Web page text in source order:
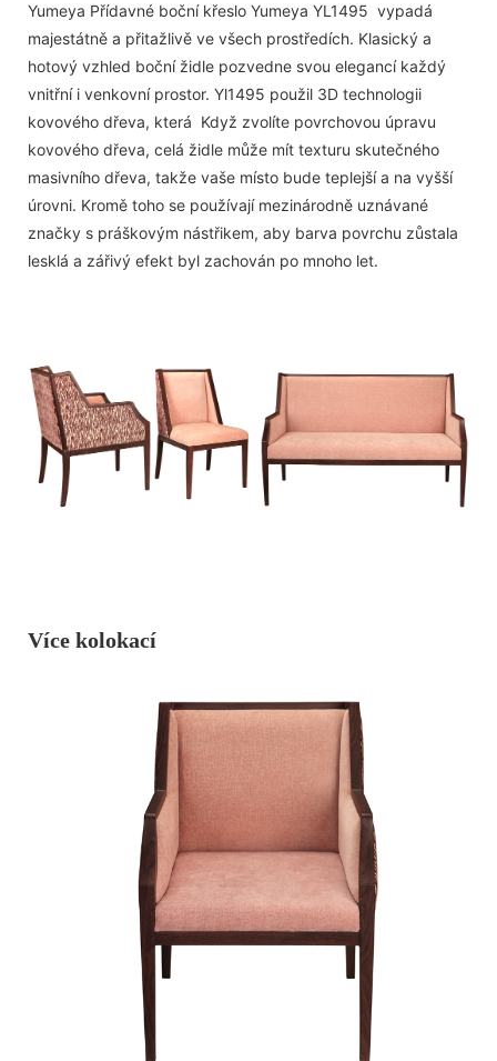
Yumeya Přídavné boční křeslo Yumeya YL1495 vypadá
majestátně a přitažlivě ve všech prostředích. Klasický a
hotový vzhled boční židle pozvedne svou elegancí každý
vnitřní i venkovní prostor. Yl1495 použil 3D technologii
kovového dřeva, která Když zvolíte povrchovou úpravu
kovového dřeva, celá židle může mít texturu skutečného
masivního dřeva, takže vaše místo bude teplejší a na vyšší
úrovni. Kromě toho se používají mezinárodně uznávané
značky s práškovým nástřikem, aby barva povrchu zůstala
lesklá a zářivý efekt byl zachován po mnoho let.
Více kolokací